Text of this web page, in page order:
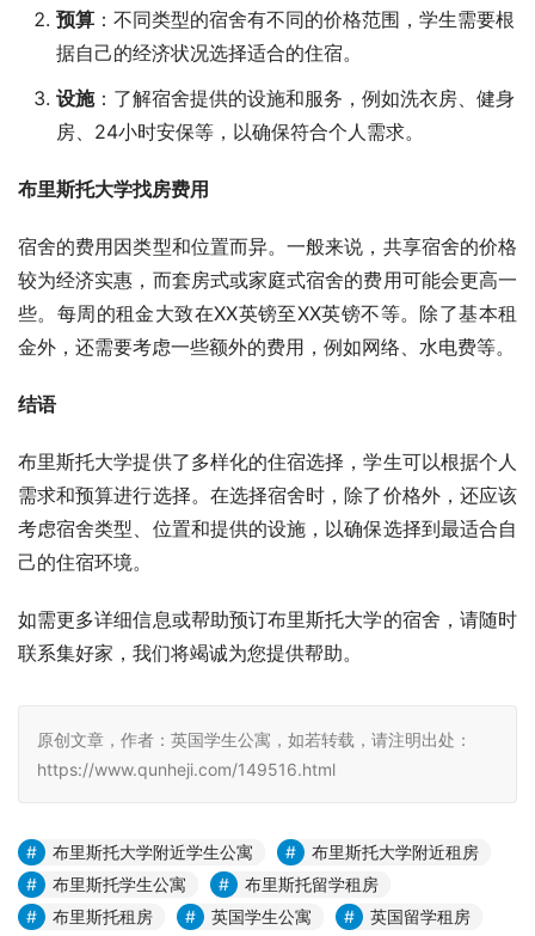
预算 ：不同类型的宿舍有不同的价格范围，学生需要根
据自己的经济状况选择适合的住宿。
设施：了解宿舍提供的设施和服务，例如洗衣房、健身
房、24小时安保等，以确保符合个人需求。
布里斯托大学找房费用
宿舍的费用因类型和位置而异。一般来说，共享宿舍的价格
较为经济实惠，而套房式或家庭式宿舍的费用可能会更高一
些。每周的租金大致在XX英镑至XX英镑不等。除了基本租
金外，还需要考虑一些额外的费用，例如网络、水电费等。
结语
布里斯托大学提供了多样化的住宿选择，学生可以根据个人
需求和预算进行选择。在选择宿舍时，除了价格外，还应该
考虑宿舍类型、位置和提供的设施，以确保选择到最适合自
己的住宿环境。
如需更多详细信息或帮助预订布里斯托大学的宿舍，请随时
联系集好家，我们将竭诚为您提供帮助。
原创文章，作者：英国学生公寓，如若转载，请注明出处：
https://www.qunheji.com/149516.html
布里斯托大学附近学生公寓
布里斯托大学附近租房
布里斯托学生公寓
布里斯托留学租房
布里斯托租房
英国学生公寓 英国留学租房